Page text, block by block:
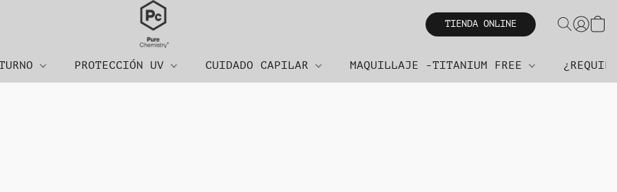
TIENDA ONLINE
PROTECCIÓN UV CUIDADO CAPILAR MAQUILLAJE -TITANIUM FREE